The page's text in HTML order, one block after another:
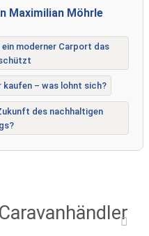
Maximilian Möhrle
moderner Carport das
kaufen – was lohnt sich?
des nachhaltigen